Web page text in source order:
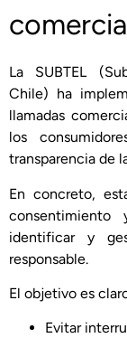
La SUBTEL
Chile) ha
llamadas
los
transparencia de
En concreto,
identificar y
responsable.
El objetivo es
Evitar